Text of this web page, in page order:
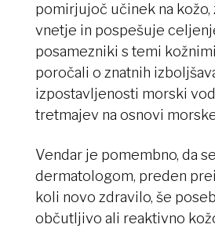
pomirjujoč učinek na kožo,
vnetje in pospešuje
posamezniki s temi
poročali o znatnih
izpostavljenosti morski
tretmajev na osnovi
Vendar je pomembno, da
dermatologom, preden
koli novo zdravilo, še
občutljivo ali reaktivno